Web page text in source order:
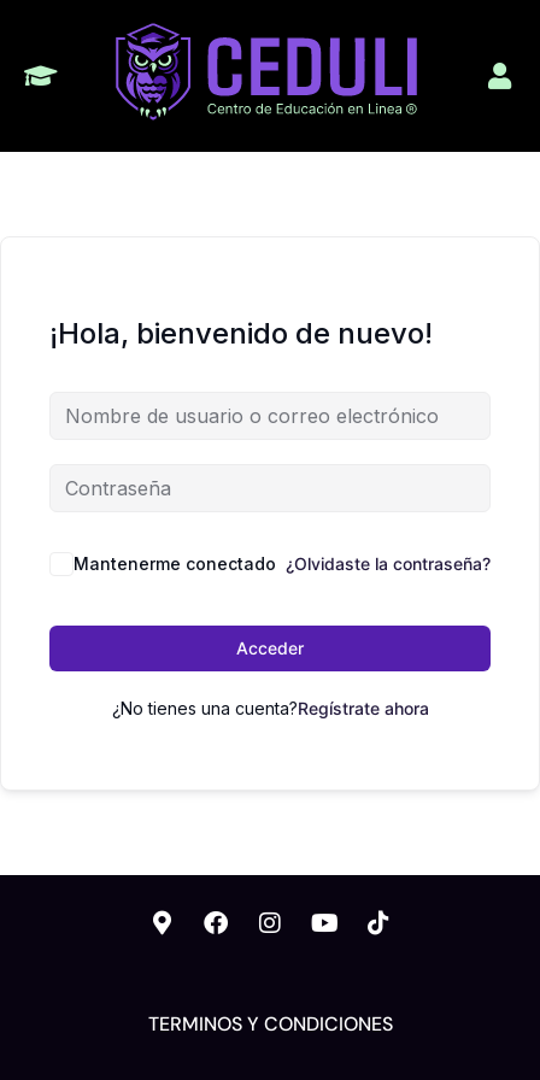
¡Hola, bienvenido de nuevo!
Mantenerme conectado ¿Olvidaste la contraseña?
Acceder
¿No tienes una cuenta?Regístrate ahora
TERMINOS Y CONDICIONES